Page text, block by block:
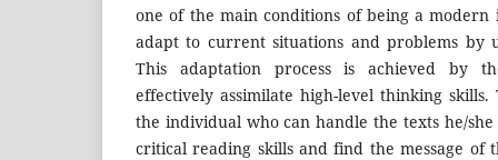
one of the main conditions of being a
adapt to current situations and problems by
This adaptation process is achieved by
effectively assimilate high-level thinking
the individual who can handle the texts he/
critical reading skills and find the message of